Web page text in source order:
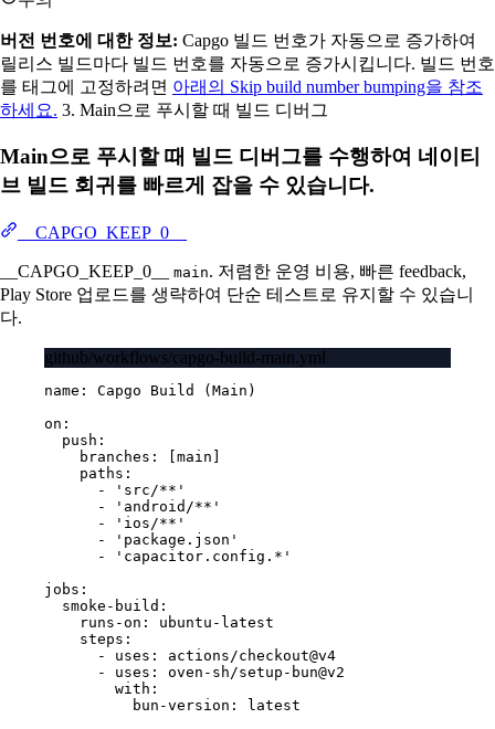
버전 번호에 대한 정보: Capgo 빌드 번호가 자동으로 증가하여
릴리스 빌드마다 빌드 번호를 자동으로 증가시킵니다. 빌드 번호
를 태그에 고정하려면 아래의 Skip build number bumping을 참조
하세요. 3. Main으로 푸시할 때 빌드 디버그
Main으로 푸시할 때 빌드 디버그를 수행하여 네이티
브 빌드 회귀를 빠르게 잡을 수 있습니다.
__CAPGO_KEEP_0__
__CAPGO_KEEP_0__ main. 저렴한 운영 비용, 빠른 feedback,
Play Store 업로드를 생략하여 단순 테스트로 유지할 수 있습니
다.
github/workflows/capgo-build-main.yml
name : Capgo Build (Main)
on :
push :
branches : [ main
paths :
-
'src/**'
-
'android/**'
-
'ios/**'
-
'package.json'
-
'capacitor.config.*'
jobs :
smoke-build :
runs-on : ubuntu-latest
steps :
- uses : actions/checkout@v4
- uses : oven-sh/setup-bun@v2
with :
bun-version :
latest